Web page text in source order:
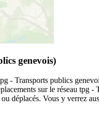
genevois)
Transports publics
sur le réseau tpg -
déplacés. Vous y verrez